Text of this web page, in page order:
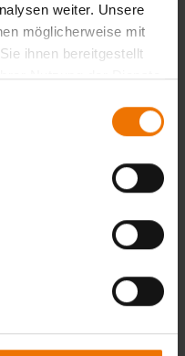
weiter. Unsere
möglicherweise mit
ihnen bereitgestellt
Nutzung der Dienste
Schutzanzug in roter
die